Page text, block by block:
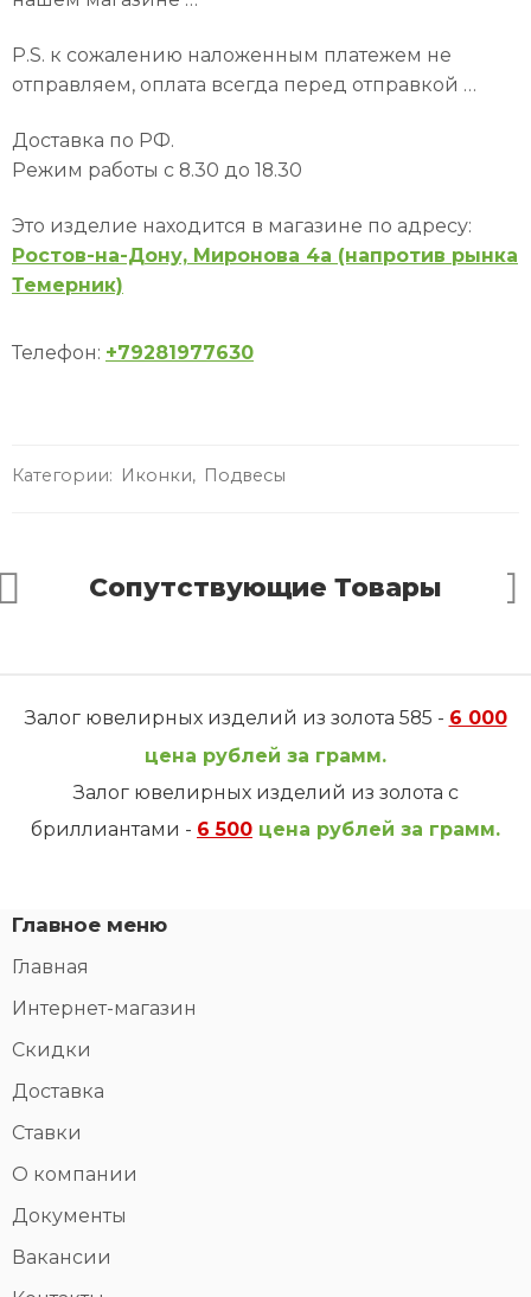
P.S. к сожалению наложенным платежем не
отправляем, оплата всегда перед отправкой …
Доставка по РФ.
Режим работы с 8.30 до 18.30
Это изделие находится в магазине по адресу:
Ростов-на-Дону, Миронова 4а (напротив рынка
Темерник)
Телефон: +79281977630
Категории: Иконки, Подвесы
Сопутствующие Товары
Залог ювелирных изделий из золота 585 - 6 000
цена рублей за грамм.
Залог ювелирных изделий из золота с
бриллиантами - 6 500 цена рублей за грамм.
Главное меню
Главная
Интернет-магазин
Скидки
Доставка
Ставки
О компании
Документы
Вакансии